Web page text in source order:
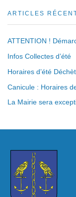
ARTICLES
ATTENTION !
Infos Collectes d’été
Horaires d’été
Canicule : Horaires
La Mairie sera